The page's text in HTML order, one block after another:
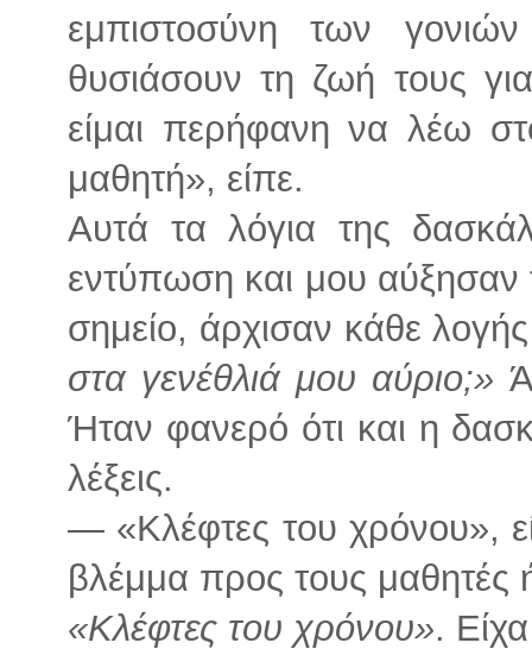
εμπιστοσύνη των
θυσιάσουν τη ζωή τους
είμαι περήφανη να λέω
μαθητή», είπε.
Αυτά τα λόγια της
εντύπωση και μου αύξησαν
σημείο, άρχισαν κάθε
στα γενέθλιά μου αύριο;»
Ήταν φανερό ότι και η
λέξεις.
— «Κλέφτες του χρόνου»,
βλέμμα προς τους μαθητές
«Κλέφτες του χρόνου».